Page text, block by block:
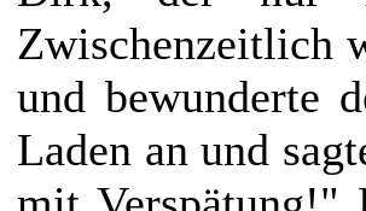
Zwischenzeitlich
und bewunderte
Laden an und